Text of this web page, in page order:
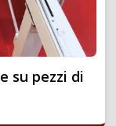
su pezzi di